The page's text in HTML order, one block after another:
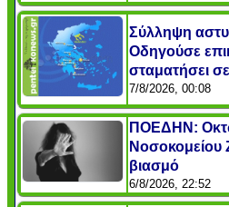
Σύλληψη
Οδηγούσε
σταματήσει
7/8/2026, 00:08
ΠΟΕΔΗΝ: Οκτώ
Νοσοκομείου
βιασμό
6/8/2026, 22:52